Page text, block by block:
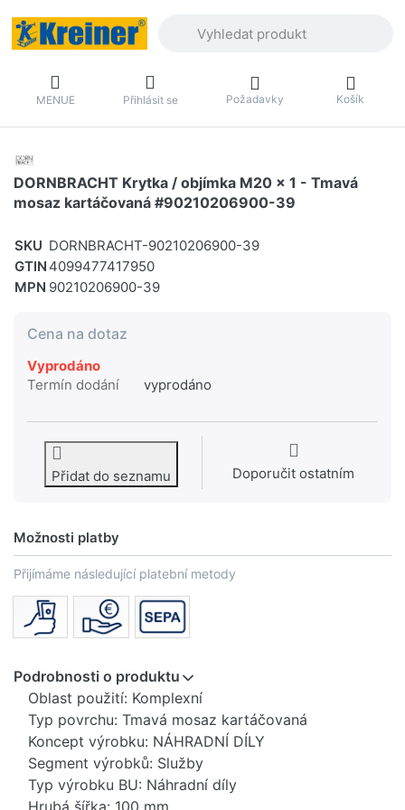
MENUE Přihlásit se Požadavky Košík
DORNBRACHT Krytka / objímka M20 x 1 - Tmavá
mosaz kartáčovaná #90210206900-39
SKU DORNBRACHT-90210206900-39
GTIN 4099477417950
MPN 90210206900-39
Cena na dotaz
Vyprodáno
Termín dodání
vyprodáno
Přidat do seznamu Doporučit ostatním
Možnosti platby
Přijímáme následující platební metody
Podrobnosti o produktu
Oblast použití: Komplexní
Typ povrchu: Tmavá mosaz kartáčovaná
Koncept výrobku: NÁHRADNÍ DÍLY
Segment výrobků: Služby
Typ výrobku BU: Náhradní díly
Hrubá šířka: 100 mm